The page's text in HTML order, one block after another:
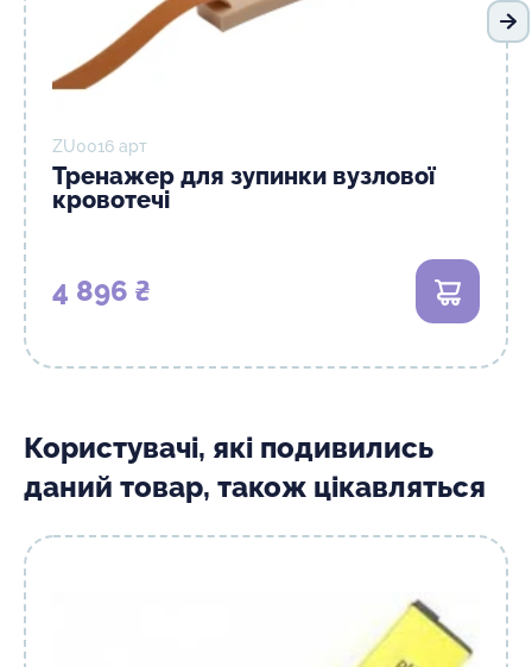
ZU0016 арт
Тренажер для зупинки вузлової
кровотечі
4 896 ₴ В кошик
Користувачі, які подивились
даний товар, також цікавляться